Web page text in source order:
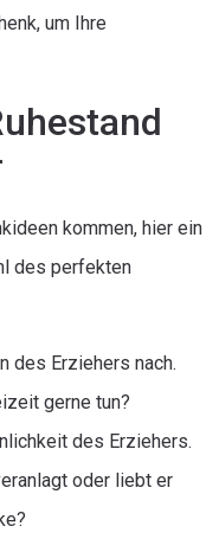
um Ihre
kommen, hier ein
des perfekten
des Erziehers nach.
gerne tun?
des Erziehers.
oder liebt er